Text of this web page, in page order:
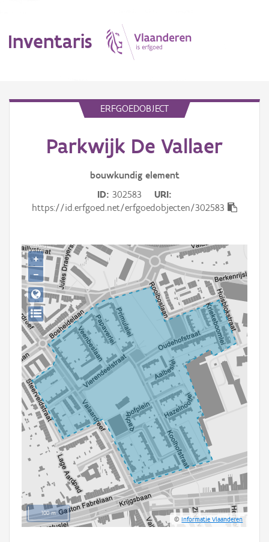
Inventaris
Erfgoedobject
Gebeurtenis
Persoon of collectief
Downloads
Hergebruik
Aanmelden
ERFGOEDOBJECT
Parkwijk De Vallaer
bouwkundig element
ID 302583
URI
https://id.erfgoed.net/erfgoedobjecten/302583
100 m
©Informatie Vlaanderen
+
−